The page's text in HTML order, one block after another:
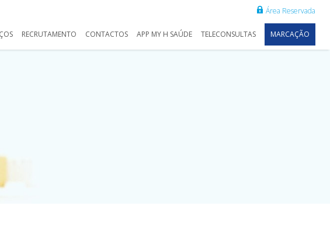
RECRUTAMENTO CONTACTOS APP MY H SAÚDE TELECONSULTAS MARCAÇÃO
Área Reservada